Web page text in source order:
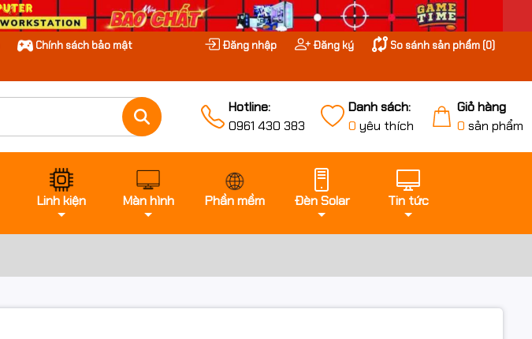
Chính sách bảo mật
Đăng nhập Đăng ký So sánh sản phẩm (0)
Hotline:
0961 430 383
Danh sách:
0 yêu thích
Giỏ hàng
0 sản phẩm
Linh kiện Màn hình Phần mềm Đèn Solar Tin tức